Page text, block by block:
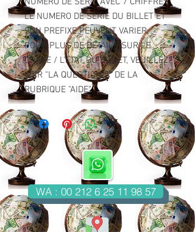
LE NUMERO DE SERIE DU BILLET ET
SON PREFIXE PEUVENT VARIER.
POUR PLUS DE DETAILS SUR LE
GRADE / L'ETAT DU BILLET, VEUILLEZ
VOIR "LA QUESTION 2" DE LA
RUBRIQUE "AIDE".
WA : 00 212 6 25 11 98 57